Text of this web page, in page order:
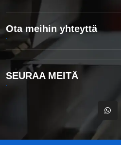
Ota meihin yhteyttä
SEURAA MEITÄ